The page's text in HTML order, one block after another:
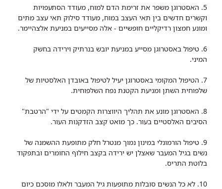
5. האסטרוגן משפר את זרימת הדם למוח, מעודד הסתעפויות
וקשרים חדשים בין תאי העצב במוח, מעודד סילוק תאי עצב מתים
ומונע חמצון רדיקליים חופשיים - אלה מסייעים במניעת אלצהיימר.
6. טיפול באסטרוגן מסייע במניעת יובש בנרתיק וירידה בחשק
המיני.
7. הטיפול המקומי באסטרוגן יעיל לטיפול באובדן האלסטיות של
שלפוחית השתן ומניעת הקטנת נפח השלפוחית.
8. האסטרוגן מונע את תהליך היווצרות הקמטים על ידי "הרטבת"
הסיבים האלסטיים בעור. כך מואט קצב הזדקנות העור.
9. טיפול הורמונלי במינון נמוך מנטרל חלק מתופעת ההשמנה של
נשים בגיל המעבר שאצלן יש ירידה בקצב חילוף החומרים ובתפקוד
בלוטת התריס.
10. לא כל הנשים סובלות מתופעות גיל המעבר ולאלו מוסכם כיום